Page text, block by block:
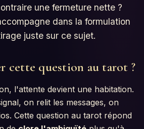
une fermeture nette ?
dans la formulation
juste sur ce sujet.
cette question au tarot ?
l'attente devient une habitation.
on relit les messages, on
Cette question au tarot répond